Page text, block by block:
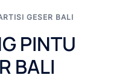
GESER BALI
PINTU
BALI